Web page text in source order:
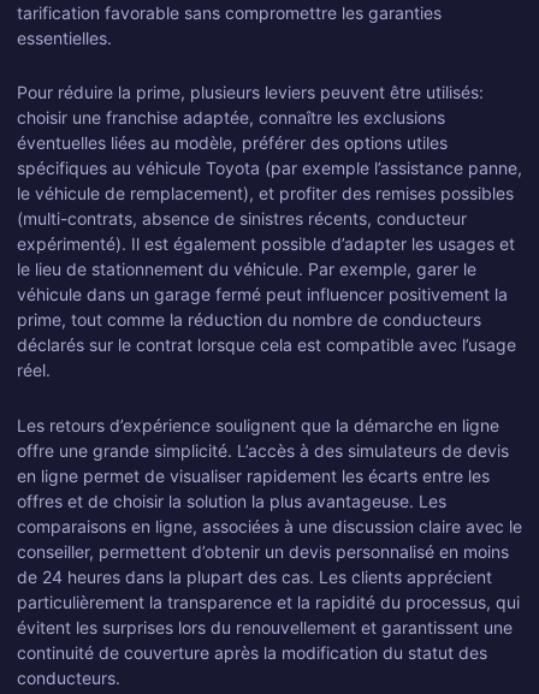
tarification favorable sans compromettre les garanties
essentielles.
Pour réduire la prime, plusieurs leviers peuvent être utilisés:
choisir une franchise adaptée, connaître les exclusions
éventuelles liées au modèle, préférer des options utiles
spécifiques au véhicule Toyota (par exemple l’assistance panne,
le véhicule de remplacement), et profiter des remises possibles
(multi-contrats, absence de sinistres récents, conducteur
expérimenté). Il est également possible d’adapter les usages et
le lieu de stationnement du véhicule. Par exemple, garer le
véhicule dans un garage fermé peut influencer positivement la
prime, tout comme la réduction du nombre de conducteurs
déclarés sur le contrat lorsque cela est compatible avec l’usage
réel.
Les retours d’expérience soulignent que la démarche en ligne
offre une grande simplicité. L’accès à des simulateurs de devis
en ligne permet de visualiser rapidement les écarts entre les
offres et de choisir la solution la plus avantageuse. Les
comparaisons en ligne, associées à une discussion claire avec le
conseiller, permettent d’obtenir un devis personnalisé en moins
de 24 heures dans la plupart des cas. Les clients apprécient
particulièrement la transparence et la rapidité du processus, qui
évitent les surprises lors du renouvellement et garantissent une
continuité de couverture après la modification du statut des
conducteurs.